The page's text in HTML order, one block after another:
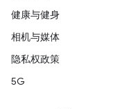
健康与健身
相机与媒体
隐私权政策
5G